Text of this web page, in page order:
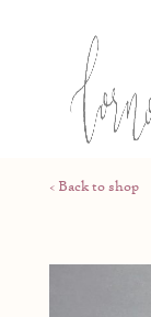
< Back to shop